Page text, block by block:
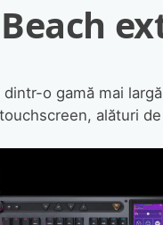
o gamă mai
alături